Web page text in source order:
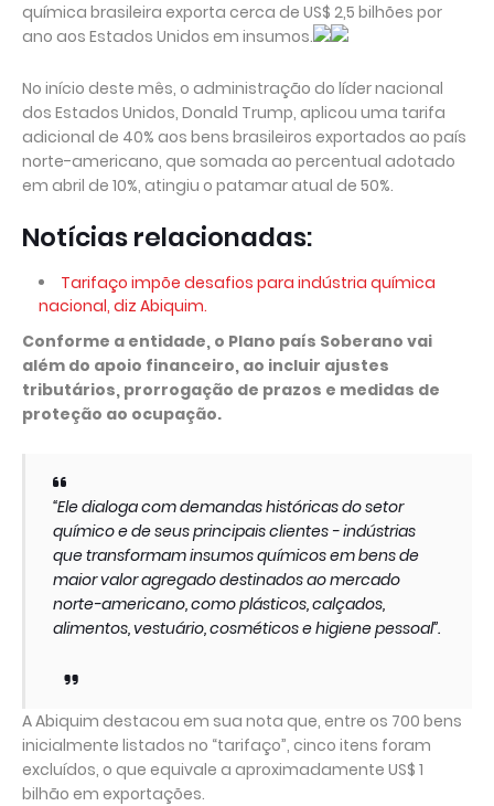
química brasileira exporta cerca de US$ 2,5 bilhões por
ano aos Estados Unidos em insumos.
No início deste mês, o administração do líder nacional
dos Estados Unidos, Donald Trump, aplicou uma tarifa
adicional de 40% aos bens brasileiros exportados ao país
norte-americano, que somada ao percentual adotado
em abril de 10%, atingiu o patamar atual de 50%.
Notícias relacionadas:
Tarifaço impõe desafios para indústria química
nacional, diz Abiquim.
Conforme a entidade, o Plano país Soberano vai
além do apoio financeiro, ao incluir ajustes
tributários, prorrogação de prazos e medidas de
proteção ao ocupação.
“Ele dialoga com demandas históricas do setor
químico e de seus principais clientes - indústrias
que transformam insumos químicos em bens de
maior valor agregado destinados ao mercado
norte-americano, como plásticos, calçados,
alimentos, vestuário, cosméticos e higiene pessoal”.
A Abiquim destacou em sua nota que, entre os 700 bens
inicialmente listados no “tarifaço”, cinco itens foram
excluídos, o que equivale a aproximadamente US$ 1
bilhão em exportações.